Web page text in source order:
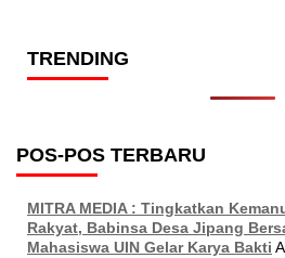
TRENDING
POS-POS TERBARU
MITRA MEDIA : Tingkatkan
Rakyat, Babinsa Desa Jipang
Mahasiswa UIN Gelar Karya Bakti